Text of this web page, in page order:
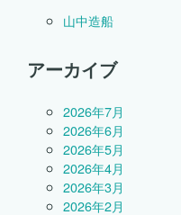
山中造船
アーカイブ
2026年7月
2026年6月
2026年5月
2026年4月
2026年3月
2026年2月